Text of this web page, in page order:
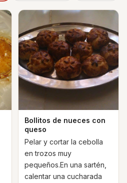
Bollitos de nueces con
queso
Pelar y cortar la cebolla
en trozos muy
pequeños.En una sartén,
calentar una cucharada